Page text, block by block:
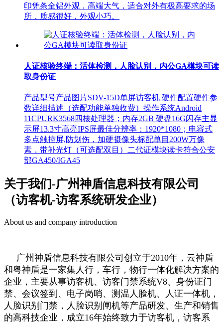
印凭条全铝外观，高端大气，适合对外有极高要求的场
所，质感很好，外观小巧。
人证核验终端：活体检测，人脸认别，内公GA模块可读
取身份证
产品型号产品图片SDV-15D单屏访客机 硬件配置硬件参
数详细描述（选配功能单独收费）操作系统Android
11CPURK3568四核处理器；内存2GB 硬盘16G闪存主显
示屏13.3寸高亮IPS屏最佳分辨率：1920*1080；电容式
多点触控屏,防划伤，加硬摄像头标配单目200W万像
素，带补光灯（可选配双目）二代证模块读卡符合公安
部GA450/IGA45
关于我们-广州神盾信息科技有限公司
（访客机-访客系统研发企业）
About us and company introduction
广州神盾信息科技有限公司创立于2010年，云神盾
和粤神盾是一家集人行，车行，物行一体化解决方案的
企业，主要从事访客机、访客门禁系统V8、身份证门
禁、会议签到、电子岗哨、测温人脸机、人证一体机，
人脸识别门禁，人脸识别闸机等产品研发、生产和销售
的高科技企业，成立16年始终致力于访客机，访客系